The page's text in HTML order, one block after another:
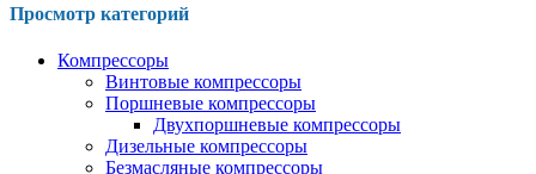
Просмотр категорий
Компрессоры
Винтовые компрессоры
Поршневые компрессоры
Двухпоршневые компрессоры
Дизельные компрессоры
Безмасляные компрессоры